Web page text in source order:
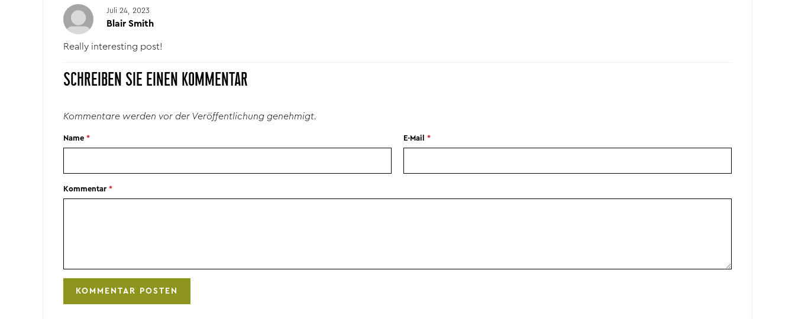
Juli 24, 2023
Blair Smith
Really interesting post!
SCHREIBEN SIE EINEN KOMMENTAR
Kommentare werden vor der Veröffentlichung genehmigt.
Name * E-Mail *
Kommentar *